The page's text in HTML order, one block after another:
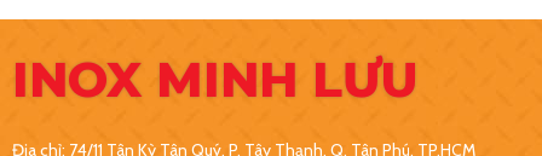
INOX MINH LƯU
Địa chỉ: 74/11 Tân Kỳ Tân Quý, P. Tây Thạnh, Q. Tân Phú, TP.HCM